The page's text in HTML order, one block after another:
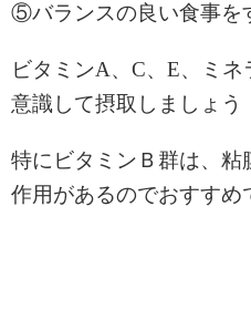
⑤バランスの良い食事を
ビタミンA、C、E、ミ
意識して摂取しましょう
特にビタミンＢ群は、粘
作用があるのでおすすめ